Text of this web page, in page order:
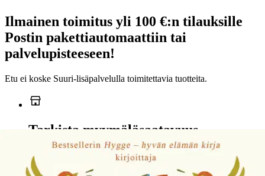
Ilmainen toimitus yli 100 €:n tilauksille
Postin pakettiautomaattiin tai
palvelupisteeseen!
Etu ei koske Suuri‑lisäpalvelulla toimitettavia tuotteita.
Tarkista myymäläsaatavuus